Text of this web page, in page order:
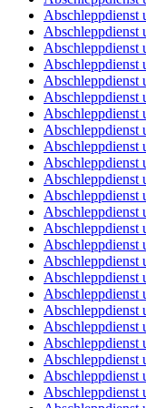
Abschleppdienst
Abschleppdienst
Abschleppdienst
Abschleppdienst
Abschleppdienst
Abschleppdienst
Abschleppdienst
Abschleppdienst
Abschleppdienst
Abschleppdienst
Abschleppdienst
Abschleppdienst
Abschleppdienst
Abschleppdienst
Abschleppdienst
Abschleppdienst
Abschleppdienst
Abschleppdienst
Abschleppdienst
Abschleppdienst
Abschleppdienst
Abschleppdienst
Abschleppdienst
Abschleppdienst